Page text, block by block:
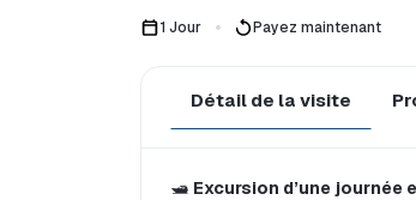
1 Jour Payez maintenant
Détail de la visite
🛥️ Excursion d’une journée